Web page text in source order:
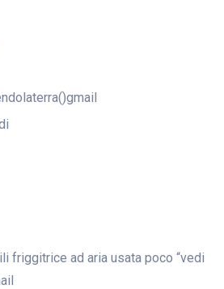
friggitrice ad aria usata poco “vedi